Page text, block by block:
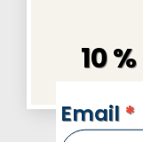
10
NEWSLETTERS
Email *